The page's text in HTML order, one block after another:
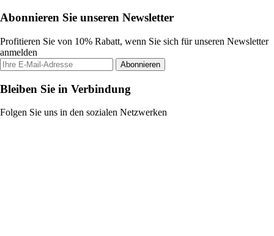
Abonnieren Sie unseren Newsletter
Profitieren Sie von 10% Rabatt, wenn Sie sich für unseren Newsletter
anmelden
Abonnieren
Bleiben Sie in Verbindung
Folgen Sie uns in den sozialen Netzwerken